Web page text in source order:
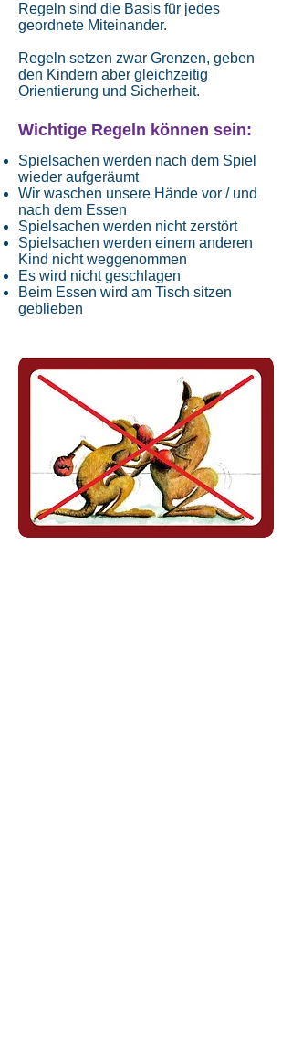
Regeln sind die Basis für jedes
geordnete Miteinander.
Regeln setzen zwar Grenzen, geben
den Kindern aber gleichzeitig
Orientierung und Sicherheit.
Wichtige Regeln können sein:
Spielsachen werden nach dem Spiel
wieder aufgeräumt
Wir waschen unsere Hände vor / und
nach dem Essen
Spielsachen werden nicht zerstört
Spielsachen werden einem anderen
Kind nicht weggenommen
Es wird nicht geschlagen
Beim Essen wird am Tisch sitzen
geblieben